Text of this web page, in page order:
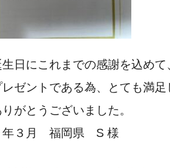
日にこれまでの感謝を込めて
ゼントである為、とても満足
がとうございました。
年３月 福岡県 S 様